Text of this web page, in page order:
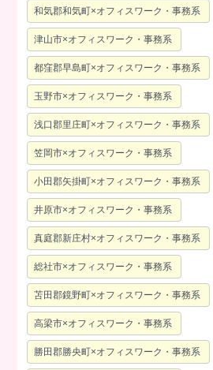
和気郡和気町×オフィスワーク・事務系
津山市×オフィスワーク・事務系
都窪郡早島町×オフィスワーク・事務系
玉野市×オフィスワーク・事務系
浅口郡里庄町×オフィスワーク・事務系
笠岡市×オフィスワーク・事務系
小田郡矢掛町×オフィスワーク・事務系
井原市×オフィスワーク・事務系
真庭郡新庄村×オフィスワーク・事務系
総社市×オフィスワーク・事務系
苫田郡鏡野町×オフィスワーク・事務系
高梁市×オフィスワーク・事務系
勝田郡勝央町×オフィスワーク・事務系